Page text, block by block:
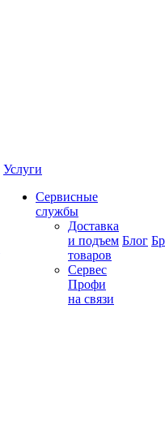
Услуги
Сервисные
службы
Доставка
и подъем
товаров
Сервес
Профи
на связи
Блог